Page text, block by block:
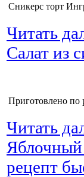
Сникерс торт
Читать
Салат из
Приготовлено по
Читать
Яблочный
рецепт